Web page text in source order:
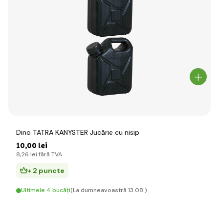
Dino TATRA KANYSTER Jucărie cu nisip
10,00 lei
8,26 lei fără TVA
+ 2 puncte
Ultimele 4 bucăți(La dumneavoastră 13.08.)